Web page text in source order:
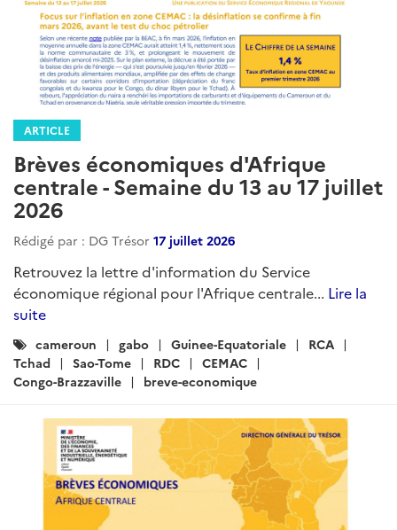
ARTICLE
Brèves économiques d'Afrique
centrale - Semaine du 13 au 17 juillet
2026
Rédigé par : DG Trésor 17 juillet 2026
Retrouvez la lettre d'information du Service
économique régional pour l'Afrique centrale... Lire la
suite
Catégories
:
cameroun gabo Guinee-Equatoriale
RCA
Tchad
Sao-Tome RDC
CEMAC
Congo-Brazzaville
breve-economique